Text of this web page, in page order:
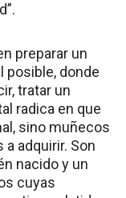
preparar un
posible, donde
tratar un
radica en que
sino muñecos
adquirir. Son
nacido y un
cuyas